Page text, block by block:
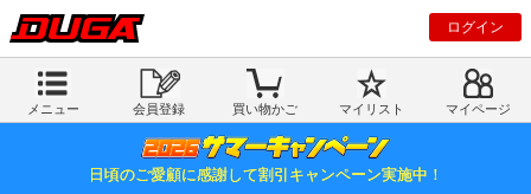
ログイン
メニュー 会員登録 買い物かご マイリスト マイページ
日頃のご愛顧に感謝して割引キャンペーン実施中！